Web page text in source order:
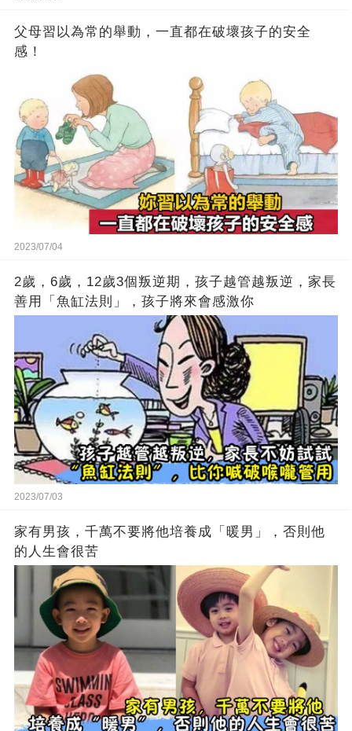
父母習以為常的舉動，一直都在破壞孩子的安全
感！
2023/07/04
2歲，6歲，12歲3個叛逆期，孩子越管越叛逆，家長
善用「魚缸法則」，孩子將來會感激你
2023/07/03
家有男孩，千萬不要將他培養成「暖男」，否則他
的人生會很苦